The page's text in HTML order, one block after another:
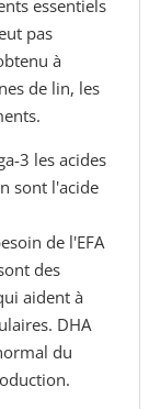
essentiels
pas
à
de lin, les
3 les acides
sont l'acide
de l'EFA
des
aident à
DHA
du